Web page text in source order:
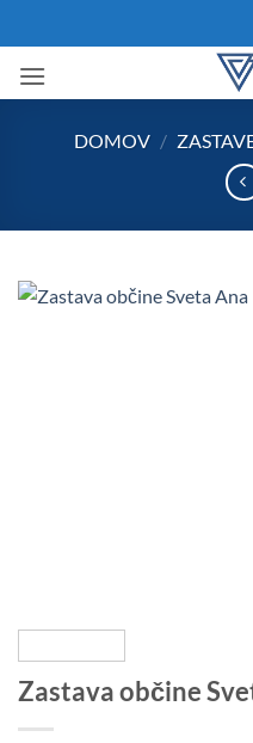
na
vsebino
DOMOV /
Zastava občine